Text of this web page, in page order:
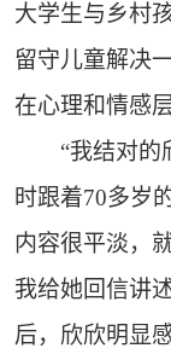
大学生与乡村
留守儿童解决
在心理和情感
“我结对的欣
时跟着70多岁
内容很平淡，
我给她回信讲
后，欣欣明显